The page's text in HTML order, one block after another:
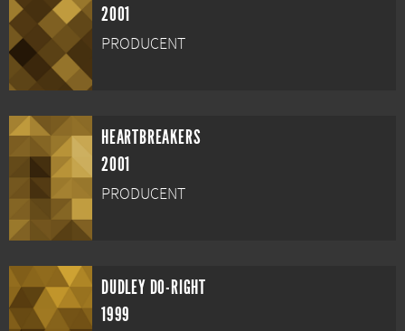
2001
PRODUCENT
HEARTBREAKERS
2001
PRODUCENT
DUDLEY DO-RIGHT
1999